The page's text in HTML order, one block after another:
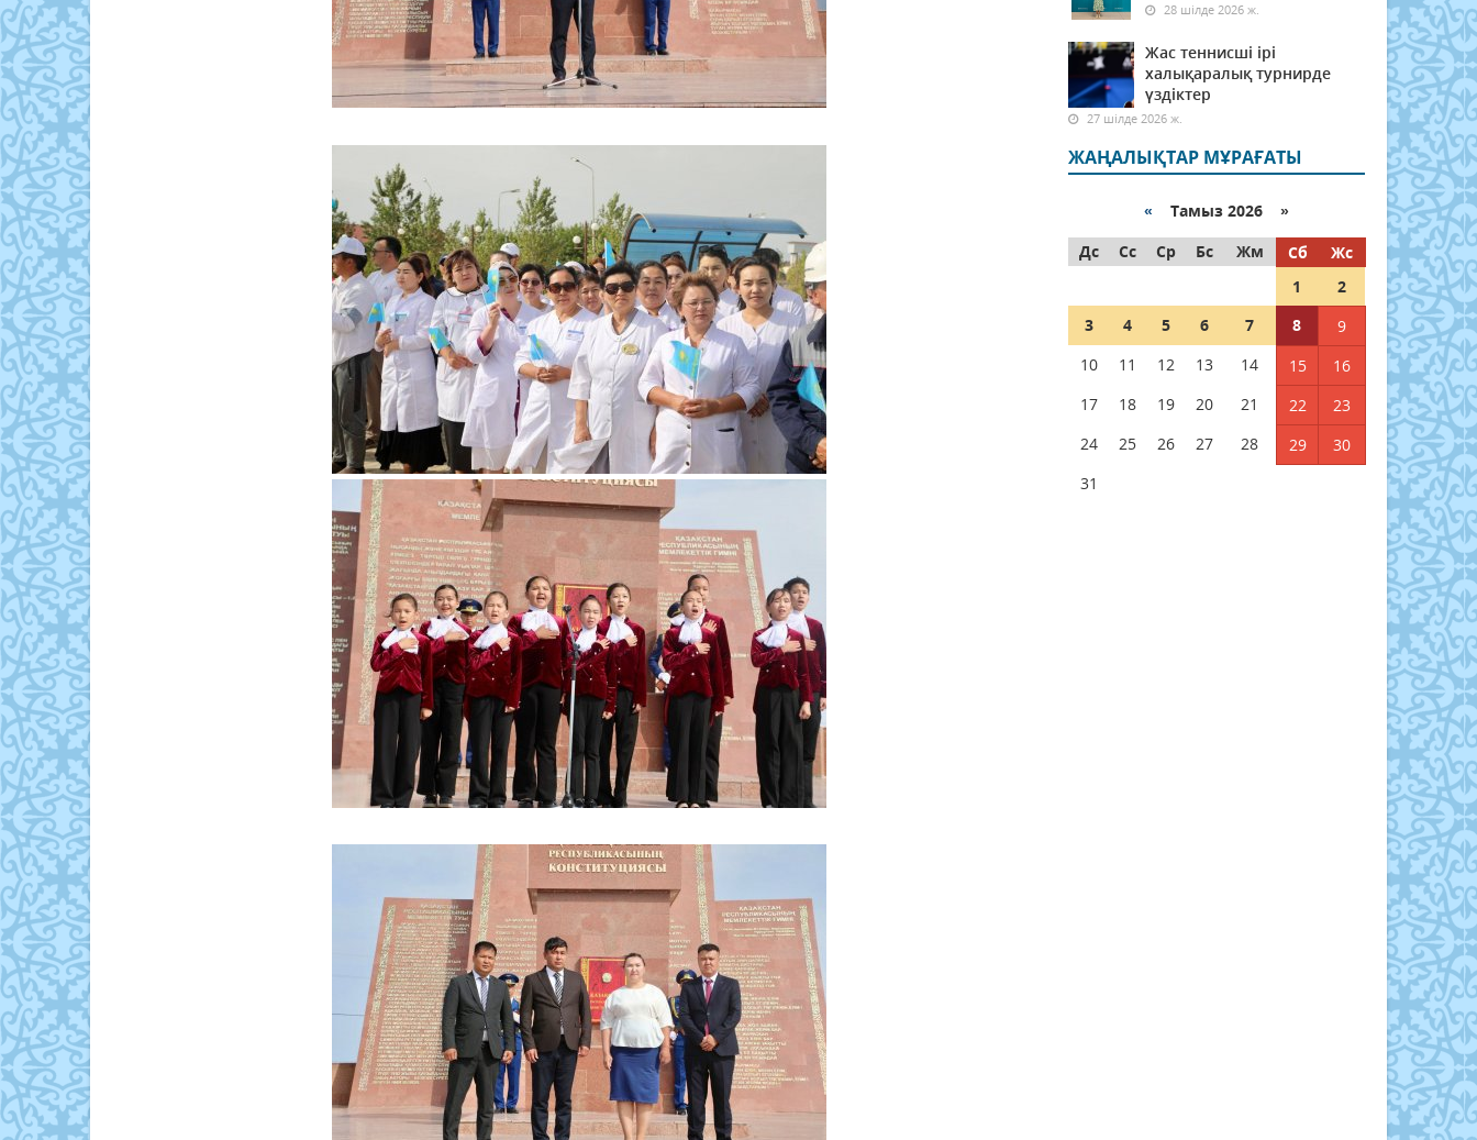
28 шілде 2026 ж.
Жас теннисші ірі
халықаралық турнирде
үздіктер
27 шілде 2026 ж.
ЖАҢАЛЫҚТАР МҰРАҒАТЫ
« Тамыз 2026 »
Дс
Сс Ср Бс Жм Сб
Жс
1
2
3
4 5 6 7 8
9
10
11 12 13 14 15
16
17
18 19 20 21 22
23
24
25 26 27 28 29
30
31